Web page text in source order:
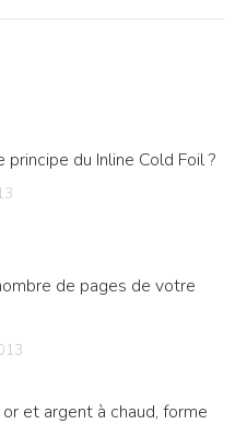
principe du Inline Cold Foil ?
de pages de votre
et argent à chaud, forme